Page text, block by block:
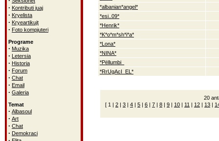
· Kontributi juaj
· Kryelista
· Kryeartikujt
· Foto kompjuteri
Programe
· Muzika
· Letersia
· Historia
· Forum
· Chat
· Email
· Galeria
Temat
· Albasoul
· Art
· Chat
· Demokraci
*albanian*angel*
*esi..09*
*Henrik*
*K*o*m*sh*i*a*
*Lona*
*NINA*
*Pëllumbi_
*RrUgAcI_EL*
20
[ 1 | 2 | 3 | 4 | 5 | 6 | 7 | 8 | 9 | 10 | 11 | 12 | 13 |